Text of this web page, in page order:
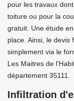
pour les travaux
toiture ou pour la
gratuit. Une étude
place. Ainsi, le
simplement via le
Les Maitres de
département 35111.
Infiltration